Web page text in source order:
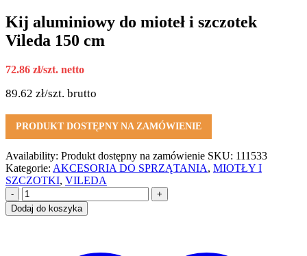
Kij aluminiowy do mioteł i szczotek
Vileda 150 cm
72.86 zł/szt. netto
89.62 zł/szt. brutto
PRODUKT DOSTĘPNY NA ZAMÓWIENIE
Availability: Produkt dostępny na zamówienie SKU: 111533
Kategorie: AKCESORIA DO SPRZĄTANIA, MIOTŁY I
SZCZOTKI, VILEDA
-
+
Dodaj do koszyka